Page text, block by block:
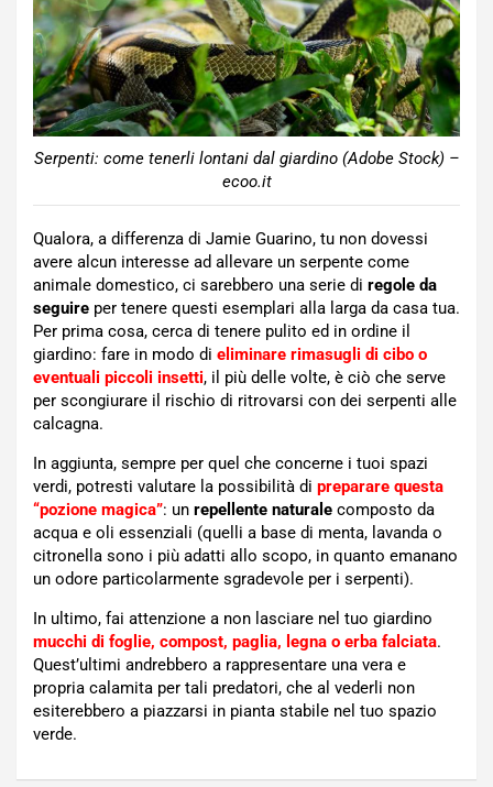
Serpenti: come tenerli lontani dal giardino (Adobe Stock) –
ecoo.it
Qualora, a differenza di Jamie Guarino, tu non dovessi
avere alcun interesse ad allevare un serpente come
animale domestico, ci sarebbero una serie di regole da
seguire per tenere questi esemplari alla larga da casa tua.
Per prima cosa, cerca di tenere pulito ed in ordine il
giardino: fare in modo di eliminare rimasugli di cibo o
eventuali piccoli insetti, il più delle volte, è ciò che serve
per scongiurare il rischio di ritrovarsi con dei serpenti alle
calcagna.
In aggiunta, sempre per quel che concerne i tuoi spazi
verdi, potresti valutare la possibilità di preparare questa
“pozione magica”: un repellente naturale composto da
acqua e oli essenziali (quelli a base di menta, lavanda o
citronella sono i più adatti allo scopo, in quanto emanano
un odore particolarmente sgradevole per i serpenti).
In ultimo, fai attenzione a non lasciare nel tuo giardino
mucchi di foglie, compost, paglia, legna o erba falciata.
Quest’ultimi andrebbero a rappresentare una vera e
propria calamita per tali predatori, che al vederli non
esiterebbero a piazzarsi in pianta stabile nel tuo spazio
verde.